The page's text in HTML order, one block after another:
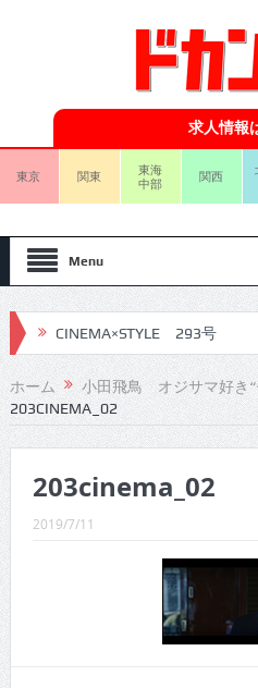
求人情報
東京 関東
東海
中部
関西
Menu
CINEMA×STYLE 293号
CINEMA×STYLE 292号
CINEMA×STYLE 291号
CINEMA×STYLE 289号
CINEMA×STYLE 287号
CINEMA×STYLE 286号
ホーム
小田飛鳥 オジサマ好き“
203CINEMA_02
203cinema_02
2019/7/11